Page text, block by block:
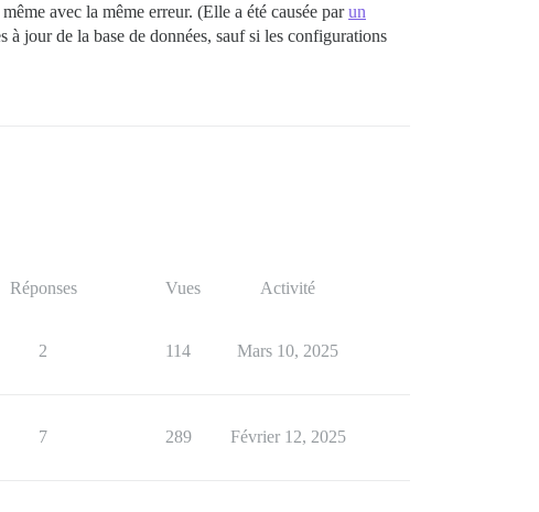
avec la même erreur. (Elle a été causée parun
à jour de la base de données, sauf si les configurations
Réponses Vues Activité
2 114 Mars 10, 2025
7 289 Février 12, 2025